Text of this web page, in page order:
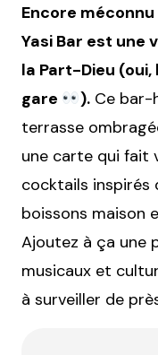
Encore
Yasi Bar est une
la Part-Dieu
gare
).Ce bar-
terrasse
une carte qui fait
cocktails inspirés
boissons maison
Ajoutez à ça une
musicaux et
à surveiller de